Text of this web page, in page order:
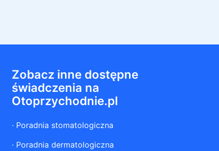
Zobacz inne dostępne
świadczenia na
Otoprzychodnie.pl
· Poradnia stomatologiczna
· Poradnia dermatologiczna